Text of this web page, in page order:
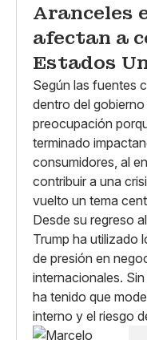
Aranceles
afectan a
Estados
Según las fuentes
dentro del
preocupación
terminado
consumidores, al
contribuir a una
vuelto un tema
Desde su regreso
Trump ha utilizado
de presión en
internacionales.
ha tenido que
interno y el riesgo